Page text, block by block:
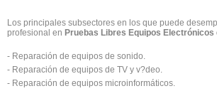
Los principales subsectores en los que puede
profesional en Pruebas Libres Equipos Electrónicos
- Reparación de equipos de sonido.
- Reparación de equipos de TV y v?deo.
- Reparación de equipos microinformáticos.